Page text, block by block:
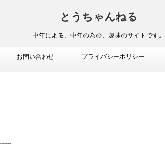
とうちゃんねる
中年による、中年の為の、趣味のサイトです。
お問い合わせ プライバシーポリシー